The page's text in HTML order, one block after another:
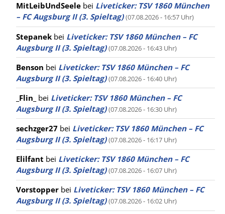
MitLeibUndSeele bei Liveticker: TSV 1860 München
– FC Augsburg II (3. Spieltag) (07.08.2026 - 16:57 Uhr)
Stepanek bei Liveticker: TSV 1860 München – FC
Augsburg II (3. Spieltag) (07.08.2026 - 16:43 Uhr)
Benson bei Liveticker: TSV 1860 München – FC
Augsburg II (3. Spieltag) (07.08.2026 - 16:40 Uhr)
_Flin_ bei Liveticker: TSV 1860 München – FC
Augsburg II (3. Spieltag) (07.08.2026 - 16:30 Uhr)
sechzger27 bei Liveticker: TSV 1860 München – FC
Augsburg II (3. Spieltag) (07.08.2026 - 16:17 Uhr)
Elilfant bei Liveticker: TSV 1860 München – FC
Augsburg II (3. Spieltag) (07.08.2026 - 16:07 Uhr)
Vorstopper bei Liveticker: TSV 1860 München – FC
Augsburg II (3. Spieltag) (07.08.2026 - 16:02 Uhr)